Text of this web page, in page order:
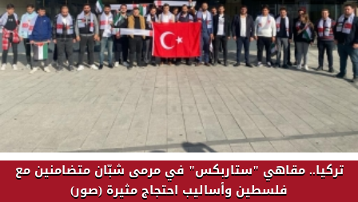
تركيا.. مقاهي "ستاربكس" في مرمى شبّان متضامنين مع
فلسطين وأساليب احتجاج مثيرة (صور)